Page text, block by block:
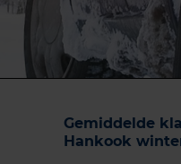
Gemiddelde
Hankook